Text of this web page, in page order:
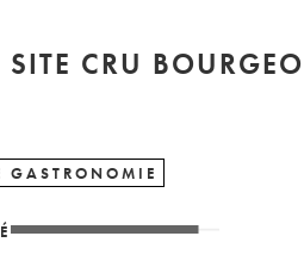
CRU
GASTRONOMIE